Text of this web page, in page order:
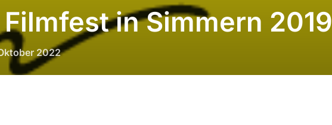
in Simmern 2019
2022